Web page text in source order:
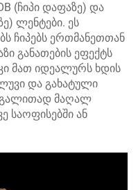
(ჩიპი დაფაზე) და
ლენტები. ეს
ჩიპებს ერთმანეთთან
განათების ეფექტს
მათ იდეალურს ხდის
და გახატული
მაღალ
საოფისებში ან